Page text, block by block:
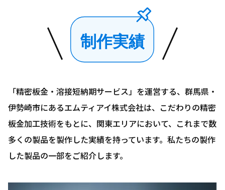
制作実績
「精密板金・溶接短納期サービス」を運営する、群馬県・
伊勢崎市にあるエムティアイ株式会社は、こだわりの精密
板金加工技術をもとに、関東エリアにおいて、これまで数
多くの製品を製作した実績を持っています。私たちの製作
した製品の一部をご紹介します。